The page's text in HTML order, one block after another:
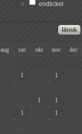
9
endticket
aug sze okt nov
dec
1 1
1 1
1 1